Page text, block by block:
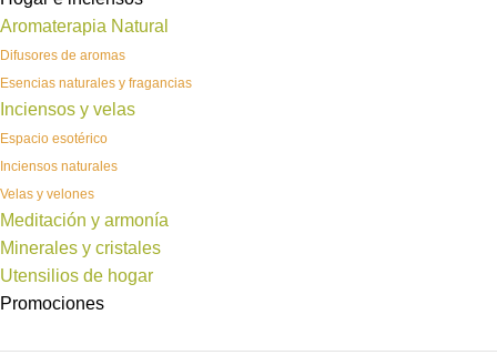
Aromaterapia Natural
Difusores de aromas
Esencias naturales y fragancias
Inciensos y velas
Espacio esotérico
Inciensos naturales
Velas y velones
Meditación y armonía
Minerales y cristales
Utensilios de hogar
Promociones